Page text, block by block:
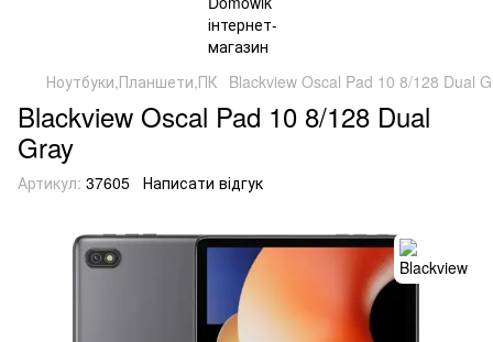
Ноутбуки,Планшети,ПК Blackview Oscal Pad 10 8/128 Dual
Blackview Oscal Pad 10 8/128 Dual
Gray
Артикул: 37605 Написати відгук